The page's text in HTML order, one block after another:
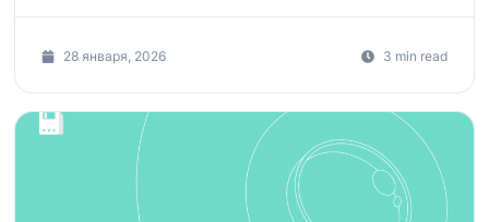
28 января, 2026 3 min read